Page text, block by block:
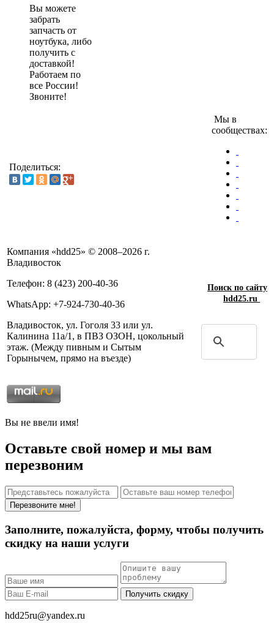
Вы можете
забрать
запчасть от
ноутбука, либо
получить с
доставкой!
Работаем по
все России!
Звоните!
Поделиться:
Мы в
сообществах:
Компания «hdd25» © 2008–2026 г.
Владивосток
Телефон: 8 (423) 200-40-36
WhatsApp: +7-924-730-40-36
Владивосток, ул. Гоголя 33 или ул.
Калинина 11а/1, в ПВЗ ОЗОН, цокольный
этаж. (Между пивным и Сытым
Горынычем, прямо на въезде)
Поиск по сайту
hdd25.ru
Вы не ввели имя!
Оставьте свой номер и мы вам
перезвоним
Перезвоните мне!
Заполните, пожалуйста, форму, чтобы получить
скидку на наши услуги
Получить скидку
hdd25ru@yandex.ru